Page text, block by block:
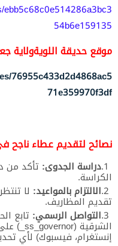
ebb5c68c0e514286a3bc3
54b6e159135
موقع حديقة اللويةولاية
76955c433d2d4868ac5
71e359970f3df
نصائح لتقديم عطاء ناجح
دراسة الجدوى: تأكد من
الكراسة.
الالتزام بالمواعيد: لا
تقديم المظاريف.
التواصل الرسمي: تابع
إنستغرام، فيسبوك) لأي